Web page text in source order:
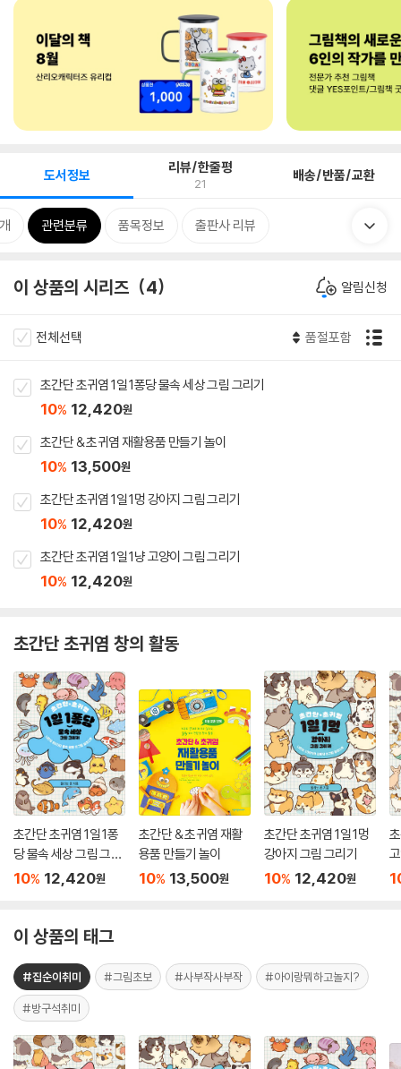
도서정보 리뷰/한줄평
21 배송/반품/교환
관련분류 품목정보 출판사 리뷰
이 상품의 시리즈 4 알림신청
전체선택 품절포함
초간단 초귀염 1일 1퐁당 물속 세상 그림 그리기
10% 12,420원
초간단 & 초귀염 재활용품 만들기 놀이
10% 13,500원
초간단 초귀염 1일 1멍 강아지 그림 그리기
10% 12,420원
초간단 초귀염 1일 1냥 고양이 그림 그리기
10% 12,420원
초간단 초귀염 창의 활동
초간단 초귀염 1일 1퐁
당 물속 세상 그림 그리
기
10% 12,420원
초간단 & 초귀염 재활
용품 만들기 놀이
10% 13,500원
초간단 초귀염 1일 1멍
강아지 그림 그리기
10% 12,420원
이 상품의 태그
#집순이취미 #그림초보 #사부작사부작 #아이랑뭐하고놀지?
#방구석취미